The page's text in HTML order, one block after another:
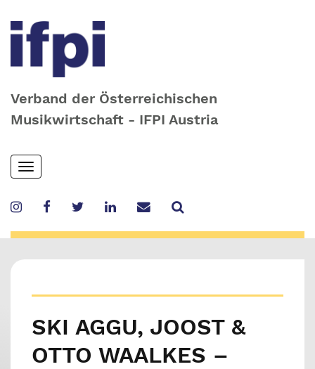
Verband der Österreichischen
Musikwirtschaft - IFPI Austria
Skip
to
content
Toggle
navigation
SKI AGGU, JOOST &
OTTO WAALKES –